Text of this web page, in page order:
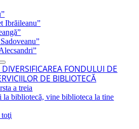
Ibrăileanu”
FONDULUI DE
DE BIBLIOTECĂ
a treia
la bibliotecă, vine biblioteca la tine